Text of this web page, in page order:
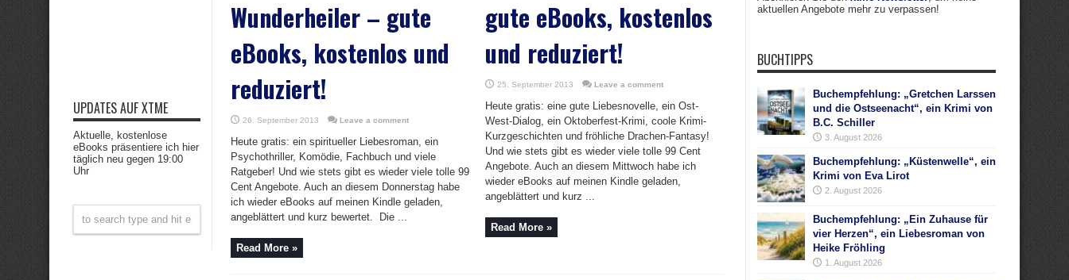
Wunderheiler – gute
eBooks, kostenlos und
reduziert!
26. September 2013 Leave a comment
Heute gratis: ein spiritueller Liebesroman, ein
Psychothriller, Komödie, Fachbuch und viele
Ratgeber! Und wie stets gibt es wieder viele tolle 99
Cent Angebote. Auch an diesem Donnerstag habe
ich wieder eBooks auf meinen Kindle geladen,
angeblättert und kurz bewertet. Die ...
Read More »
gute eBooks, kostenlos
und reduziert!
25. September 2013 Leave a comment
Heute gratis: eine gute Liebesnovelle, ein Ost-
West-Dialog, ein Oktoberfest-Krimi, coole Krimi-
Kurzgeschichten und fröhliche Drachen-Fantasy!
Und wie stets gibt es wieder viele tolle 99 Cent
Angebote. Auch an diesem Mittwoch habe ich
wieder eBooks auf meinen Kindle geladen,
angeblättert und kurz ...
Read More »
UPDATES AUF XTME
Aktuelle, kostenlose
eBooks präsentiere ich hier
täglich neu gegen 19:00
Uhr
aktuellen Angebote mehr zu verpassen!
BUCHTIPPS
Buchempfehlung: „Gretchen Larssen
und die Ostseenacht“, ein Krimi von
B.C. Schiller
3. August 2026
Buchempfehlung: „Küstenwelle“, ein
Krimi von Eva Lirot
2. August 2026
Buchempfehlung: „Ein Zuhause für
vier Herzen“, ein Liebesroman von
Heike Fröhling
1. August 2026